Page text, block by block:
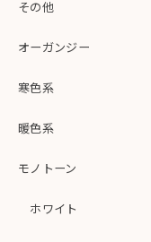
その他
オーガンジー
寒色系
暖色系
モノトーン
ホワイト